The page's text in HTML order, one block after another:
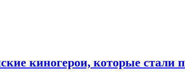
киногерои, которые стали